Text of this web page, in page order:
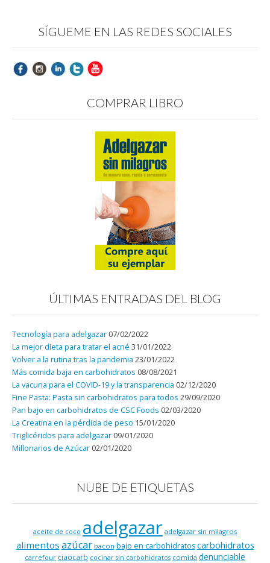
SÍGUEME EN LAS REDES SOCIALES
COMPRAR LIBRO
ÚLTIMAS ENTRADAS DEL BLOG
Tecnología para adelgazar 07/02/2022
La mejor dieta para tratar el acné 31/01/2022
Volver a la rutina tras la pandemia 23/01/2022
Más comida baja en carbohidratos 08/08/2021
La vacuna para el COVID-19 y la transparencia 02/12/2020
Fine Pasta: Pasta sin carbohidratos para todos 29/09/2020
Pan bajo en carbohidratos de CSC Foods 02/03/2020
La Creatina en la pérdida de peso 15/01/2020
Triglicéridos para adelgazar 09/01/2020
Millonarios de Azúcar 02/01/2020
NUBE DE ETIQUETAS
aceite de coco adelgazar adelgazar sin milagros
alimentos azúcar bacon bajo en carbohidratos carbohidratos
carrefour ciaocarb cocinar sin carbohidratos comida denunciable